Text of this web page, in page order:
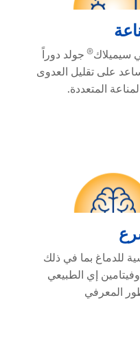
® جولد دوراً
على تقليل العدوى
المتعددة.
أساسية للدماغ بما في ذلك
إي الطبيعي
المعرفي